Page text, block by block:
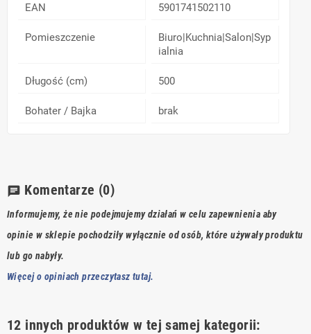
EAN 5901741502110
Pomieszczenie
Biuro|Kuchnia|Salon|Syp
ialnia
Długość (cm) 500
Bohater / Bajka brak
chat Komentarze (0)
Informujemy, że nie podejmujemy działań w celu zapewnienia aby
opinie w sklepie pochodziły wyłącznie od osób, które używały produktu
lub go nabyły.
Więcej o opiniach przeczytasz tutaj.
12 innych produktów w tej samej kategorii: